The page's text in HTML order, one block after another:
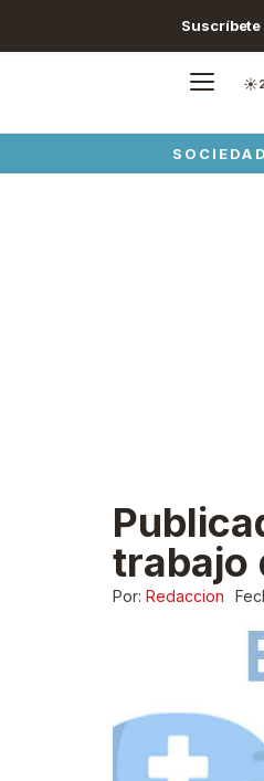
☀️
SOCIEDAD
trabajo
Por: Redaccion